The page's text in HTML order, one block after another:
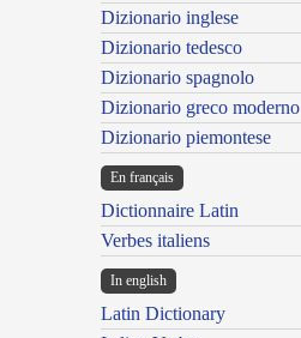
Dizionario inglese
Dizionario tedesco
Dizionario spagnolo
Dizionario greco moderno
Dizionario piemontese
En français
Dictionnaire Latin
Verbes italiens
In english
Latin Dictionary